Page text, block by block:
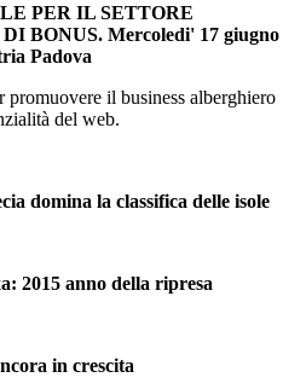
PER IL SETTORE
BONUS. Mercoledi' 17 giugno
Padova
promuovere il business alberghiero
del web.
domina la classifica delle isole
2015 anno della ripresa
in crescita